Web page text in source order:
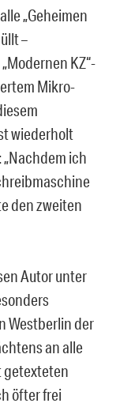
„Geheimen
–
KZ“-
Mikro-
wiederholt
ich
den zweiten
Autor unter
Westberlin der
an alle
getexteten
öfter frei